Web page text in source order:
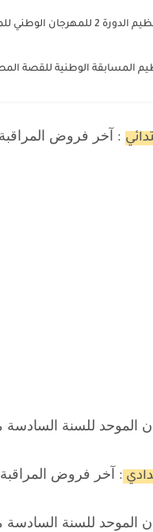
: آخر فروض المراقبة المستمرة ما
الموحد للسنة السادسة من
: آخر فروض المراقبة
الموحد للسنة السادسة من